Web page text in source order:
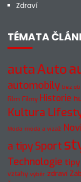
Zdraví
TÉMATA
autaAuto
automobily bez
film Filmy Historie
Kultura
Móda móda a vizáž
a tipySport
Technologie tipy
vztahy výběr zdraví